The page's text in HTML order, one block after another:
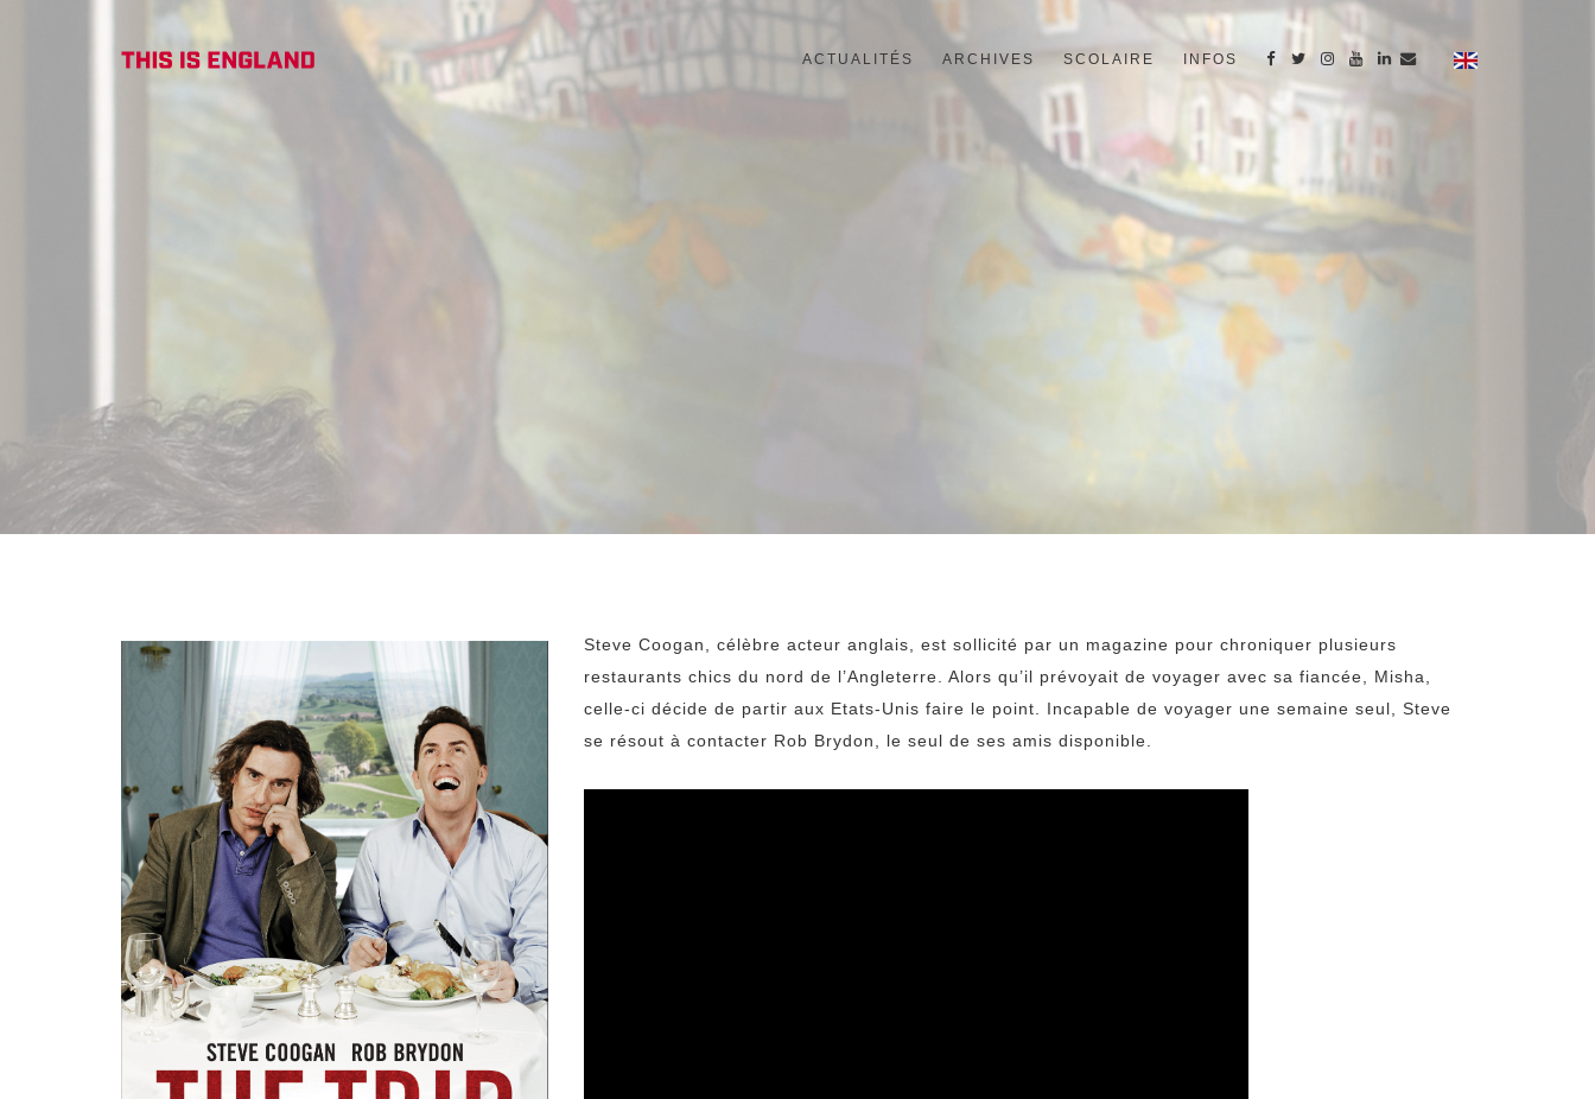
ACTUALITÉS ARCHIVES SCOLAIRE INFOS
Steve Coogan, célèbre acteur anglais, est sollicité par un magazine pour chroniquer plusieurs
restaurants chics du nord de l’Angleterre. Alors qu’il prévoyait de voyager avec sa fiancée, Misha,
celle-ci décide de partir aux Etats-Unis faire le point. Incapable de voyager une semaine seul, Steve
se résout à contacter Rob Brydon, le seul de ses amis disponible.